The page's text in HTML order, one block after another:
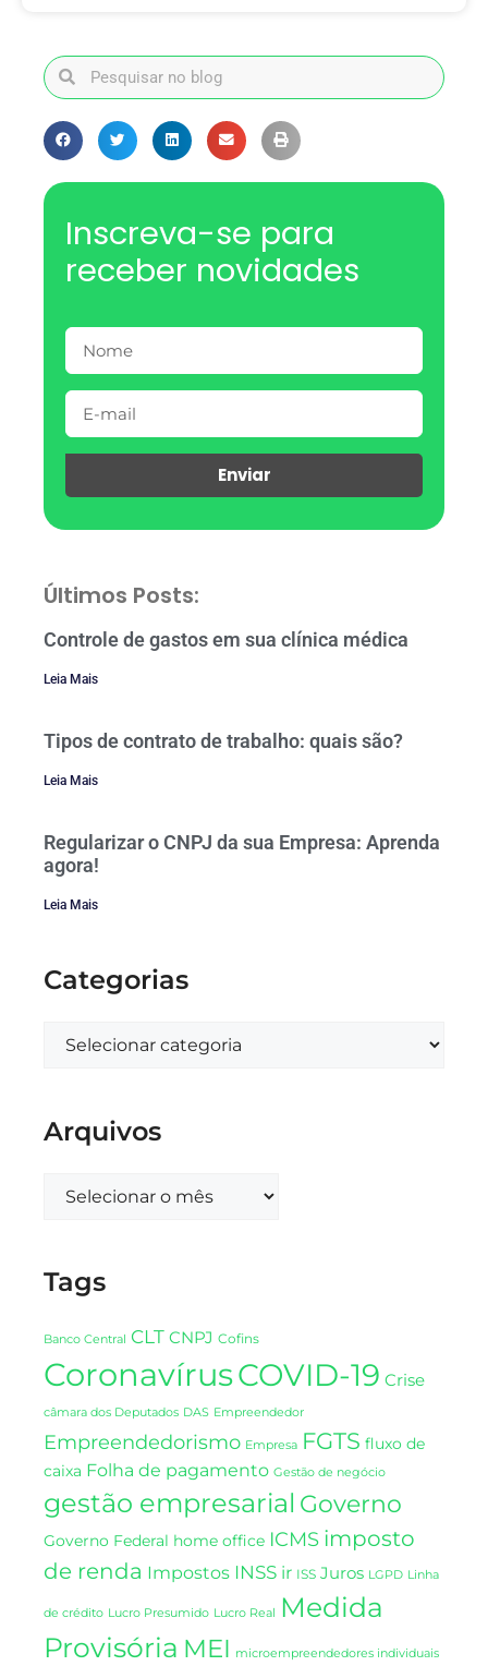
Inscreva-se para
receber novidades
Enviar
Últimos Posts:
Controle de gastos em sua clínica médica
Leia Mais
Tipos de contrato de trabalho: quais são?
Leia Mais
Regularizar o CNPJ da sua Empresa: Aprenda
agora!
Leia Mais
Categorias
Arquivos
Tags
Banco Central CLT CNPJ Cofins
CoronavírusCOVID-19 Crise
câmara dos Deputados DAS Empreendedor
Empreendedorismo Empresa FGTS fluxo de
caixa Folha de pagamento Gestão de negócio
gestão empresarial Governo
Governo Federal home office ICMS imposto
de renda Impostos INSS ir ISS Juros LGPD Linha
de crédito Lucro Presumido Lucro Real
Medida
Provisória MEI microempreendedores individuais